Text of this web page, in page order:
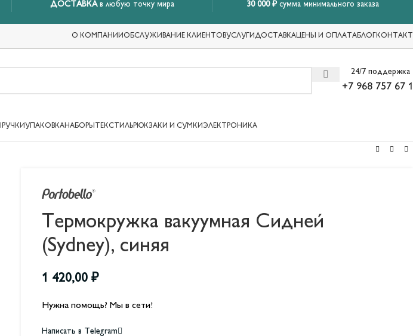
ДОСТАВКА в любую точку мира 30 000 ₽сумма минимального заказа
О КОМПАНИИ ОБСЛУЖИВАНИЕ КЛИЕНТОВУСЛУГИДОСТАВКАЦЕНЫ И ОПЛАТАБЛОГ
24/7 поддержка
+7 968 757 67
РУЧКИ УПАКОВКАНАБОРЫ ТЕКСТИЛЬРЮКЗАКИ И СУМКИ ЭЛЕКТРОНИКА
Термокружка вакуумная Сидней
(Sydney), синяя
1 420,00 ₽
Нужна помощь? Мы в сети!
Написать в Telegram